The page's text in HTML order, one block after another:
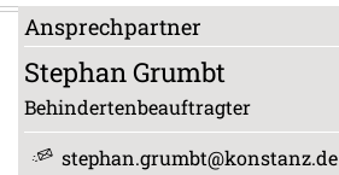
Ansprechpartner
StephanGrumbt
Behindertenbeauftragter
stephan.grumbt@konstanz.de